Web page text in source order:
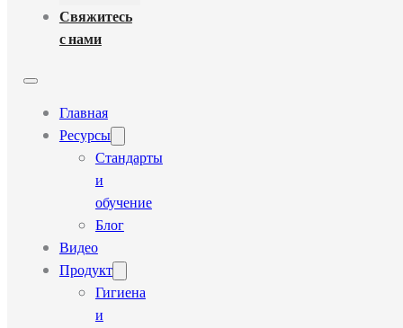
Свяжитесь
с нами
Главная
Ресурсы
Стандарты
и
обучение
Блог
Видео
Продукт
Гигиена
и